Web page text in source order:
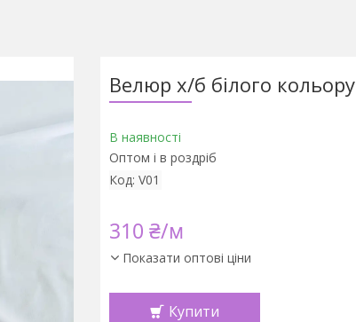
Велюр х/б білого кольору
В наявності
Оптом і в роздріб
Код: V01
310 ₴/м
Показати оптові ціни
Купити